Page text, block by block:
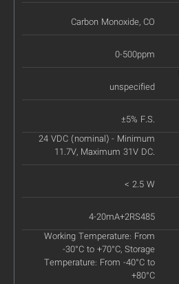
Carbon Monoxide, CO
0-500ppm
unspecified
±5% F.S.
24 VDC (nominal) - Minimum
11.7V, Maximum 31V DC.
< 2.5 W
4-20mA+2RS485
Working Temperature: From
-30°C to +70°C, Storage
Temperature: From -40°C to
+80°C